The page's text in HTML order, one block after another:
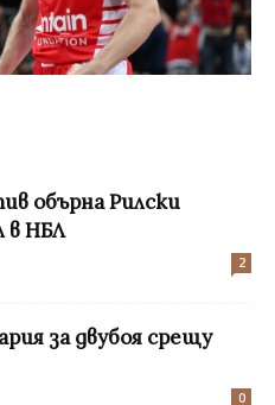
обърна Рилски
в НБЛ
2
за двубоя срещу
0